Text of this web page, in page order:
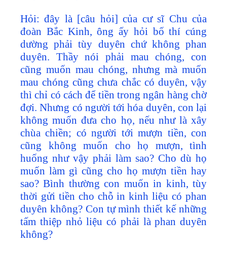
Hỏi: đây là [câu hỏi] của cư sĩ Chu của
đoàn Bắc Kinh, ông ấy hỏi bố thí cúng
dường phải tùy duyên chứ không phan
duyên. Thầy nói phải mau chóng, con
cũng muốn mau chóng, nhưng mà muốn
mau chóng cũng chưa chắc có duyên, vậy
thì chỉ có cách để tiền trong ngân hàng chờ
đợi. Nhưng có người tới hóa duyên, con lại
không muốn đưa cho họ, nếu như là xây
chùa chiền; có người tới mượn tiền, con
cũng không muốn cho họ mượn, tình
huống như vậy phải làm sao? Cho dù họ
muốn làm gì cũng cho họ mượn tiền hay
sao? Bình thường con muốn in kinh, tùy
thời gửi tiền cho chỗ in kinh liệu có phan
duyên không? Con tự mình thiết kế những
tấm thiệp nhỏ liệu có phải là phan duyên
không?